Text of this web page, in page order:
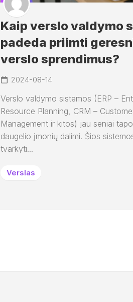
Kaip verslo valdymo
padeda priimti
verslo sprendimus?
2024-08-14
Verslo valdymo sistemos (ERP –
Resource Planning, CRM –
Management ir kitos) jau seniai
daugelio įmonių dalimi. Šios
tvarkyti...
Verslas